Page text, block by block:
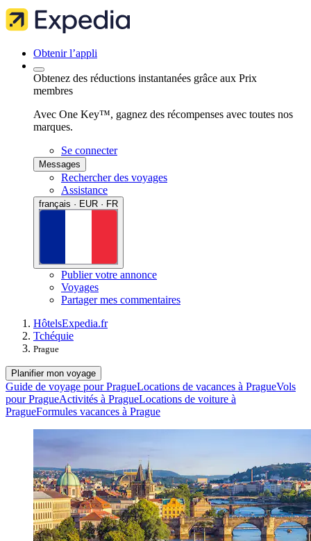
Obtenir l’appli
Obtenez des réductions instantanées grâce aux Prix
membres
Avec One Key™, gagnez des récompenses avec toutes nos
marques.
Se connecter
Messages
Rechercher des voyages
Assistance
français · EUR · FR
Publier votre annonce
Voyages
Partager mes commentaires
HôtelsExpedia.fr
Tchéquie
Prague
Planifier mon voyage
Guide de voyage pour PragueLocations de vacances à PragueVols
pour PragueActivités à PragueLocations de voiture à
PragueFormules vacances à Prague